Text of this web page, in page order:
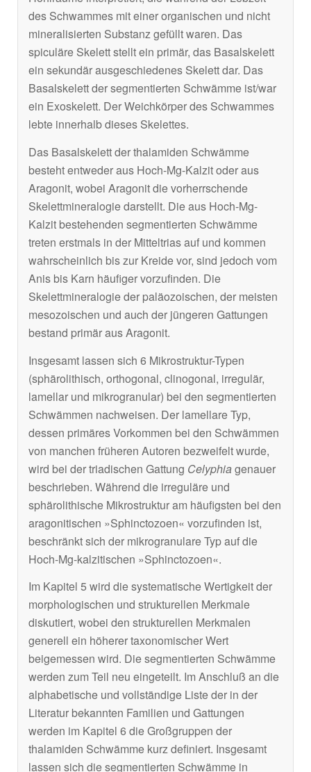
des Schwammes mit einer organischen und nicht
mineralisierten Substanz gefüllt waren. Das
spiculäre Skelett stellt ein primär, das Basalskelett
ein sekundär ausgeschiedenes Skelett dar. Das
Basalskelett der segmentierten Schwämme ist/war
ein Exoskelett. Der Weichkörper des Schwammes
lebte innerhalb dieses Skelettes.
Das Basalskelett der thalamiden Schwämme
besteht entweder aus Hoch-Mg-Kalzit oder aus
Aragonit, wobei Aragonit die vorherrschende
Skelettmineralogie darstellt. Die aus Hoch-Mg-
Kalzit bestehenden segmentierten Schwämme
treten erstmals in der Mitteltrias auf und kommen
wahrscheinlich bis zur Kreide vor, sind jedoch vom
Anis bis Karn häufiger vorzufinden. Die
Skelettmineralogie der paläozoischen, der meisten
mesozoischen und auch der jüngeren Gattungen
bestand primär aus Aragonit.
Insgesamt lassen sich 6 Mikrostruktur-Typen
(sphärolithisch, orthogonal, clinogonal, irregulär,
lamellar und mikrogranular) bei den segmentierten
Schwämmen nachweisen. Der lamellare Typ,
dessen primäres Vorkommen bei den Schwämmen
von manchen früheren Autoren bezweifelt wurde,
wird bei der triadischen Gattung Celyphiagenauer
beschrieben. Während die irreguläre und
sphärolithische Mikrostruktur am häufigsten bei den
aragonitischen »Sphinctozoen« vorzufinden ist,
beschränkt sich der mikrogranulare Typ auf die
Hoch-Mg-kalzitischen »Sphinctozoen«.
Im Kapitel 5 wird die systematische Wertigkeit der
morphologischen und strukturellen Merkmale
diskutiert, wobei den strukturellen Merkmalen
generell ein höherer taxonomischer Wert
beigemessen wird. Die segmentierten Schwämme
werden zum Teil neu eingeteilt. Im Anschluß an die
alphabetische und vollständige Liste der in der
Literatur bekannten Familien und Gattungen
werden im Kapitel 6 die Großgruppen der
thalamiden Schwämme kurz definiert. Insgesamt
lassen sich die segmentierten Schwämme in